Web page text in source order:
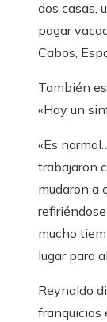
dos casas,
pagar
Cabos,
También
«Hay un
«Es
trabajaron
mudaron a
mucho
lugar para
Reynaldo
franquicias